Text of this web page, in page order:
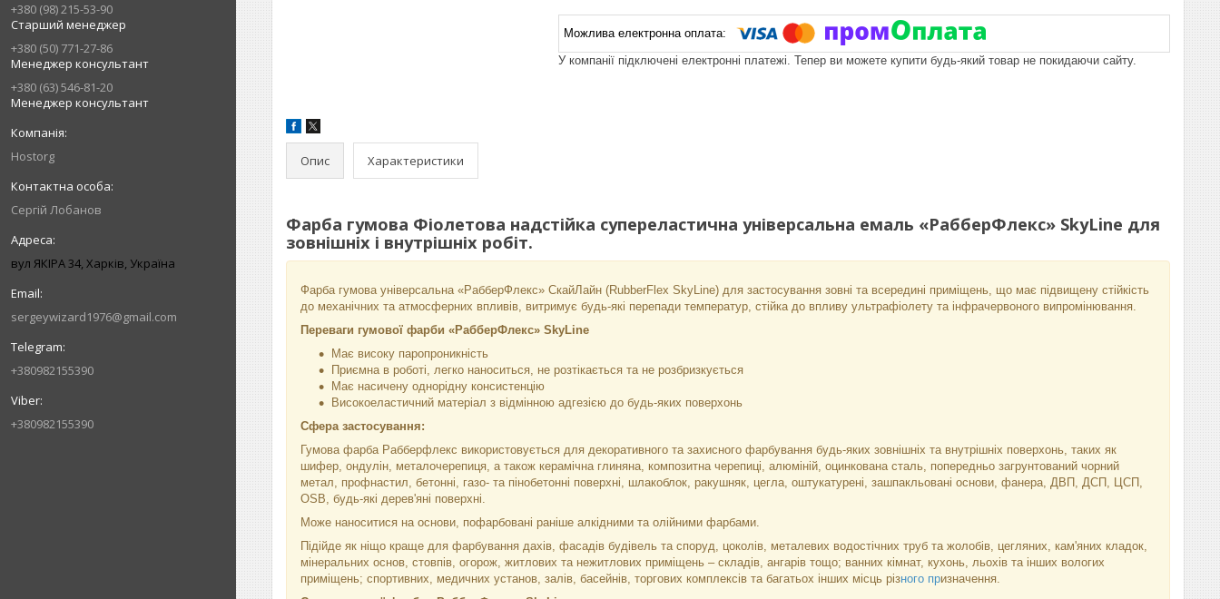
+380 (98) 215-53-90
Старший менеджер
+380 (50) 771-27-86
Менеджер консультант
+380 (63) 546-81-20
Менеджер консультант
Hostorg
Сергій Лобанов
вул ЯКІРА 34, Харків, Україна
sergeywizard1976@gmail.com
+380982155390
+380982155390
У компанії підключені електронні платежі. Тепер ви можете купити будь-який товар не покидаючи сайту.
Опис Характеристики
Фарба гумова Фіолетова надстійка супереластична універсальна емаль «РабберФлекс» SkyLine для
зовнішніх і внутрішніх робіт.
Фарба гумова універсальна «РабберФлекс» СкайЛайн (RubberFlex SkyLine) для застосування зовні та всередині приміщень, що має підвищену стійкість
до механічних та атмосферних впливів, витримує будь-які перепади температур, стійка до впливу ультрафіолету та інфрачервоного випромінювання.
Переваги гумової фарби «РабберФлекс» SkyLine
Має високу паропроникність
Приємна в роботі, легко наноситься, не розтікається та не розбризкується
Має насичену однорідну консистенцію
Високоеластичний матеріал з відмінною адгезією до будь-яких поверхонь
Сфера застосування:
Гумова фарба Рабберфлекс використовується для декоративного та захисного фарбування будь-яких зовнішніх та внутрішніх поверхонь, таких як
шифер, ондулін, металочерепиця, а також керамічна глиняна, композитна черепиці, алюміній, оцинкована сталь, попередньо загрунтований чорний
метал, профнастил, бетонні, газо- та пінобетонні поверхні, шлакоблок, ракушняк, цегла, оштукатурені, зашпакльовані основи, фанера, ДВП, ДСП, ЦСП,
OSB, будь-які дерев'яні поверхні.
Може наноситися на основи, пофарбовані раніше алкідними та олійними фарбами.
Підійде як ніщо краще для фарбування дахів, фасадів будівель та споруд, цоколів, металевих водостічних труб та жолобів, цегляних, кам'яних кладок,
мінеральних основ, стовпів, огорож, житлових та нежитлових приміщень – складів, ангарів тощо; ванних кімнат, кухонь, льохів та інших вологих
приміщень; спортивних, медичних установ, залів, басейнів, торгових комплексів та багатьох інших місць різного призначення.